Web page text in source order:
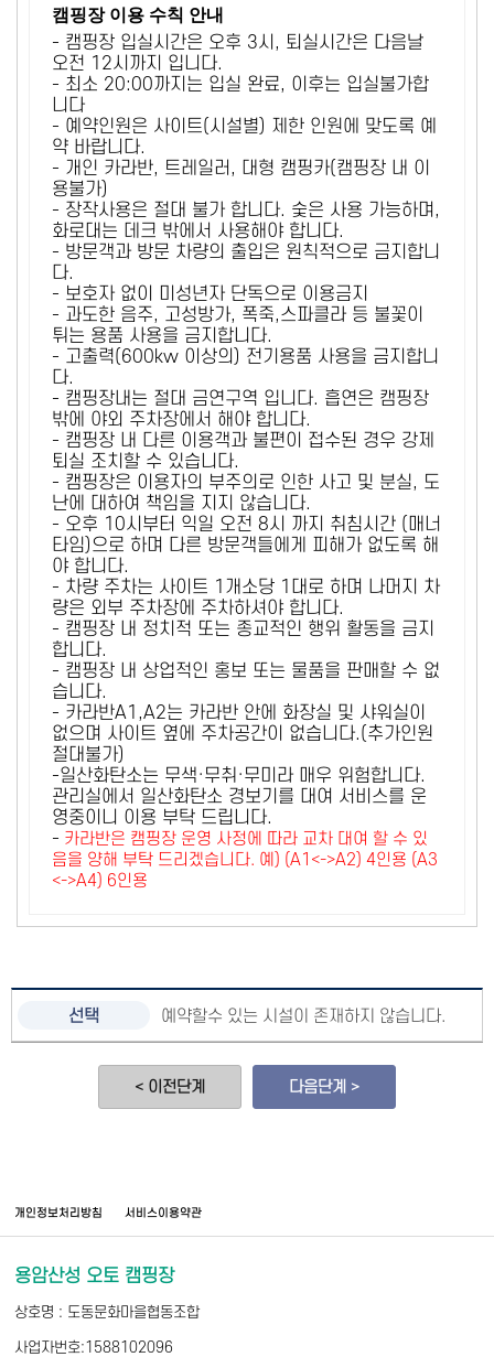
캠핑장 이용 수칙 안내
- 캠핑장 입실시간은 오후 3시, 퇴실시간은 다음날
오전 12시까지 입니다.
- 최소 20:00까지는 입실 완료, 이후는 입실불가합
니다
- 예약인원은 사이트(시설별) 제한 인원에 맞도록 예
약 바랍니다.
- 개인 카라반, 트레일러, 대형 캠핑카(캠핑장 내 이
용불가)
- 장작사용은 절대 불가 합니다. 숯은 사용 가능하며,
화로대는 데크 밖에서 사용해야 합니다.
- 방문객과 방문 차량의 출입은 원칙적으로 금지합니
다.
- 보호자 없이 미성년자 단독으로 이용금지
- 과도한 음주, 고성방가, 폭죽,스파클라 등 불꽃이
튀는 용품 사용을 금지합니다.
- 고출력(600kw 이상의) 전기용품 사용을 금지합니
다.
- 캠핑장내는 절대 금연구역 입니다. 흡연은 캠핑장
밖에 야외 주차장에서 해야 합니다.
- 캠핑장 내 다른 이용객과 불편이 접수된 경우 강제
퇴실 조치할 수 있습니다.
- 캠핑장은 이용자의 부주의로 인한 사고 및 분실, 도
난에 대하여 책임을 지지 않습니다.
- 오후 10시부터 익일 오전 8시 까지 취침시간 (매너
타임)으로 하며 다른 방문객들에게 피해가 없도록 해
야 합니다.
- 차량 주차는 사이트 1개소당 1대로 하며 나머지 차
량은 외부 주차장에 주차하셔야 합니다.
- 캠핑장 내 정치적 또는 종교적인 행위 활동을 금지
합니다.
- 캠핑장 내 상업적인 홍보 또는 물품을 판매할 수 없
습니다.
- 카라반A1,A2는 카라반 안에 화장실 및 샤워실이
없으며 사이트 옆에 주차공간이 없습니다.(추가인원
절대불가)
-일산화탄소는 무색·무취·무미라 매우 위험합니다.
관리실에서 일산화탄소 경보기를 대여 서비스를 운
영중이니 이용 부탁 드립니다.
- 카라반은 캠핑장 운영 사정에 따라 교차 대여 할 수 있
음을 양해 부탁 드리겠습니다. 예) (A1<->A2) 4인용 (A3
<->A4) 6인용
예약할수 있는 시설이 존재하지 않습니다.
< 이전단계 다음단계 >
개인정보처리방침 서비스이용약관
용암산성 오토 캠핑장
상호명 : 도동문화마을협동조합
사업자번호:1588102096